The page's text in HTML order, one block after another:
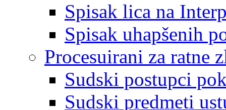
Spisak lica na
Spisak uhapšenih
Procesuirani za ratne
Sudski postupci
Sudski predmeti